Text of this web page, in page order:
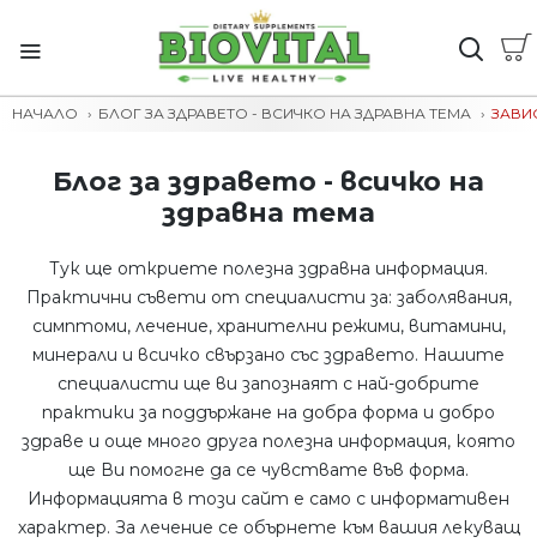
НАЧАЛО БЛОГ ЗА ЗДРАВЕТО - ВСИЧКО НА ЗДРАВНА ТЕМА
Блог за здравето - всичко на
здравна тема
Тук ще откриете полезна здравна информация.
Практични съвети от специалисти за: заболявания,
симптоми, лечение, хранителни режими, витамини,
минерали и всичко свързано със здравето. Нашите
специалисти ще ви запознаят с най-добрите
практики за поддържане на добра форма и добро
здраве и още много друга полезна информация, която
ще Ви помогне да се чувствате във форма.
Информацията в този сайт е само с информативен
характер. За лечение се обърнете към вашия лекуващ